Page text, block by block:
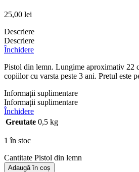
25,00 lei
Descriere
Descriere
Închidere
Pistol din lemn. Lungime aproximativ 22
copiilor cu varsta peste 3 ani. Pretul este
Informații suplimentare
Informații suplimentare
Închidere
Greutate 0,5 kg
1 în stoc
Cantitate Pistol din lemn
Adaugă în coș